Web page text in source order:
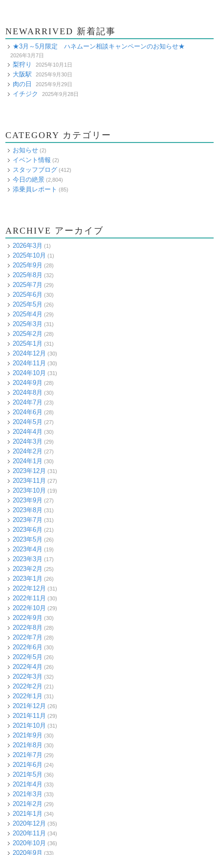
NEWARRIVED 新着記事
★3月～5月限定 ハネムーン相談キャンペーンのお知らせ★
2026年3月7日
梨狩り 2025年10月1日
大阪駅 2025年9月30日
肉の日 2025年9月29日
イチジク 2025年9月28日
CATEGORY カテゴリー
お知らせ (2)
イベント情報 (2)
スタッフブログ (412)
今日の絶景 (2,804)
添乗員レポート (85)
ARCHIVE アーカイブ
2026年3月 (1)
2025年10月 (1)
2025年9月 (28)
2025年8月 (32)
2025年7月 (29)
2025年6月 (30)
2025年5月 (26)
2025年4月 (29)
2025年3月 (31)
2025年2月 (28)
2025年1月 (31)
2024年12月 (30)
2024年11月 (30)
2024年10月 (31)
2024年9月 (28)
2024年8月 (30)
2024年7月 (23)
2024年6月 (28)
2024年5月 (27)
2024年4月 (30)
2024年3月 (29)
2024年2月 (27)
2024年1月 (30)
2023年12月 (31)
2023年11月 (27)
2023年10月 (19)
2023年9月 (27)
2023年8月 (31)
2023年7月 (31)
2023年6月 (21)
2023年5月 (26)
2023年4月 (19)
2023年3月 (17)
2023年2月 (25)
2023年1月 (26)
2022年12月 (31)
2022年11月 (30)
2022年10月 (29)
2022年9月 (30)
2022年8月 (28)
2022年7月 (28)
2022年6月 (30)
2022年5月 (26)
2022年4月 (26)
2022年3月 (32)
2022年2月 (21)
2022年1月 (31)
2021年12月 (26)
2021年11月 (29)
2021年10月 (31)
2021年9月 (30)
2021年8月 (30)
2021年7月 (29)
2021年6月 (24)
2021年5月 (36)
2021年4月 (33)
2021年3月 (33)
2021年2月 (29)
2021年1月 (34)
2020年12月 (35)
2020年11月 (34)
2020年10月 (36)
2020年9月 (33)